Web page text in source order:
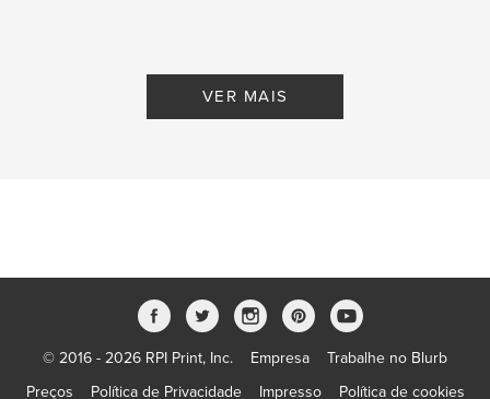
VER MAIS
© 2016 - 2026 RPI Print, Inc. Empresa
Trabalhe no Blurb
Preços
Política de Privacidade Impresso Política de cookies